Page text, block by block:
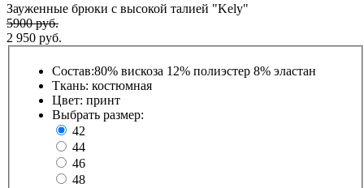
Зауженные брюки с высокой талией "Kely"
5900 руб.
2 950 руб.
Состав:80% вискоза 12% полиэстер 8% эластан
Ткань: костюмная
Цвет: принт
Выбрать размер:
42
44
46
48